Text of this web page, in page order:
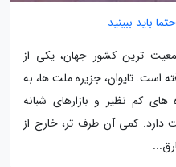
ترین کشور جهان، یکی از
است. تایوان، جزیره ملت ها، به
کم نظیر و بازارهای شبانه
دارد. کمی آن طرف تر، خارج از